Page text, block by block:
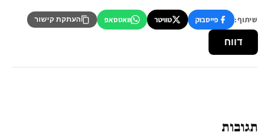
שיתוף: פייסבוק טוויטר וואטסאפ העתקת קישור
דווח
תגובות